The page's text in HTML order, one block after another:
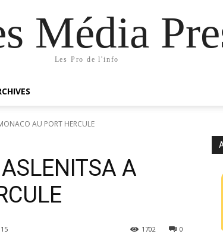
Média
Les Pro de l'info
AU PORT HERCULE
A
0
1702